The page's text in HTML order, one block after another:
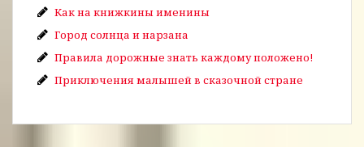
Как на книжкины именины
Город солнца и нарзана
Правила дорожные знать каждому положено!
Приключения малышей в сказочной стране